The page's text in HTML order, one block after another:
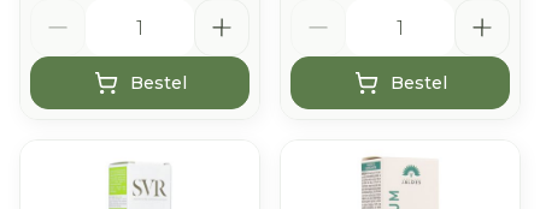
Bestel Bestel